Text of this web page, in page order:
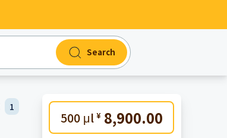
Search
500 μl ¥ 8,900.00
1